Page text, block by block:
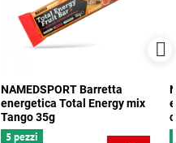
NAMEDSPORT Barretta
energetica Total Energy mix
Tango 35g
5 pezzi